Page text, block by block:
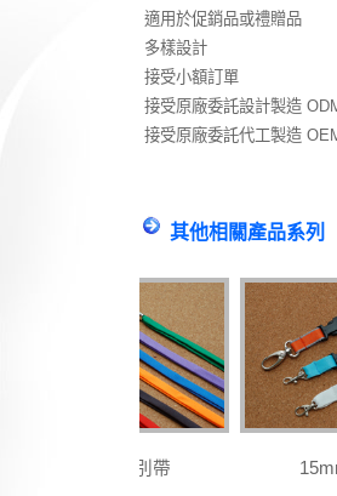
適用於促銷品或禮贈品
多樣設計
接受小額訂單
接受原廠委託設計製造
接受原廠委託代工製造
其他相關產品系列
10mm 識別帶